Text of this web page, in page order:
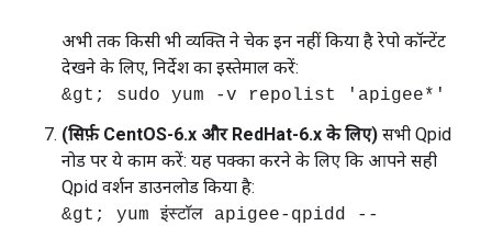
अभी तक किसी भी व्यक्ति ने चेक इन नहीं किया है रेपो कॉन्टेंट
देखने के लिए, निर्देश का इस्तेमाल करें:
&gt; sudo yum -v repolist 'apigee*'
(सिर्फ़ CentOS-6.x और RedHat-6.x के लिए) सभी Qpid
नोड पर ये काम करें: यह पक्का करने के लिए कि आपने सही
Qpid वर्शन डाउनलोड किया है:
&gt; yum इंस्टॉल apigee-qpidd --